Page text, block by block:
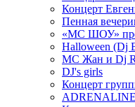
Концерт
Пенная
«МС ШОУ»
Halloween (Dj
МС Жан и Dj
DJ's girls
Концерт